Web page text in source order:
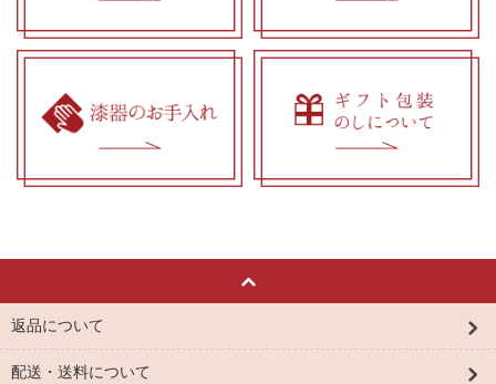
返品について
配送・送料について